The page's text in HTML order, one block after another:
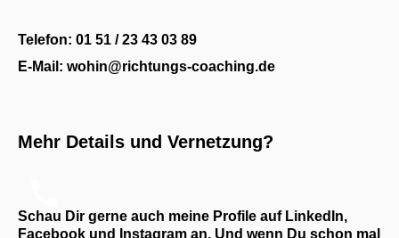
Telefon: 01 51 / 23 43 03 89
E-Mail: wohin@richtungs-coaching.de
Mehr Details und Vernetzung?
Schau Dir gerne auch meine Profile auf LinkedIn,
Facebook und Instagram an. Und wenn Du schon mal